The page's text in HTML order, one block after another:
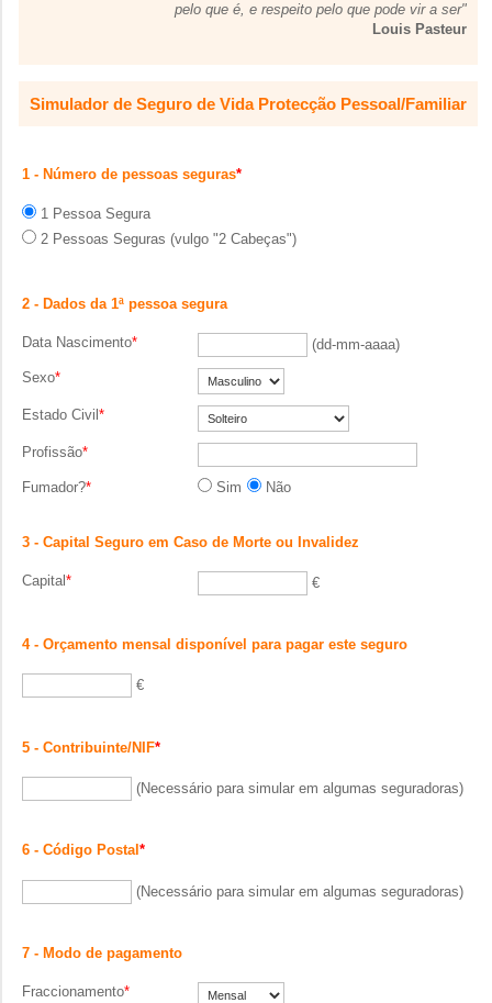
pelo que é, e respeito pelo que pode vir a ser"
Louis Pasteur
Simulador de Seguro de Vida Protecção Pessoal/Familiar
1 - Número de pessoas seguras*
1 Pessoa Segura
2 Pessoas Seguras (vulgo "2 Cabeças")
2 - Dados da 1ª pessoa segura
Data Nascimento*
(dd-mm-aaaa)
Sexo*
Estado Civil *
Profissão*
Fumador?* Sim Não
3 - Capital Seguro em Caso de Morte ou Invalidez
Capital * €
4 - Orçamento mensal disponível para pagar este seguro
€
5 - Contribuinte/NIF*
(Necessário para simular em algumas seguradoras)
6 - Código Postal *
(Necessário para simular em algumas seguradoras)
7 - Modo de pagamento
Fraccionamento*